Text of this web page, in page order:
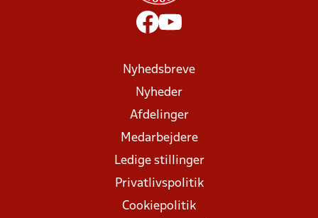
Nyhedsbreve
Nyheder
Afdelinger
Medarbejdere
Ledige stillinger
Privatlivspolitik
Cookiepolitik